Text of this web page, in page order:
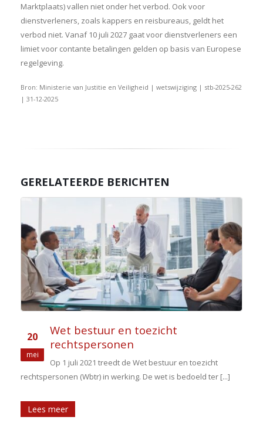
Marktplaats) vallen niet onder het verbod. Ook voor
dienstverleners, zoals kappers en reisbureaus, geldt het
verbod niet. Vanaf 10 juli 2027 gaat voor dienstverleners een
limiet voor contante betalingen gelden op basis van Europese
regelgeving.
Bron: Ministerie van Justitie en Veiligheid | wetswijziging | stb-2025-262
| 31-12-2025
GERELATEERDE BERICHTEN
20
mei
Wet bestuur en toezicht
rechtspersonen
Op 1 juli 2021 treedt de Wet bestuur en toezicht
rechtspersonen (Wbtr) in werking. De wet is bedoeld ter [...]
Lees meer